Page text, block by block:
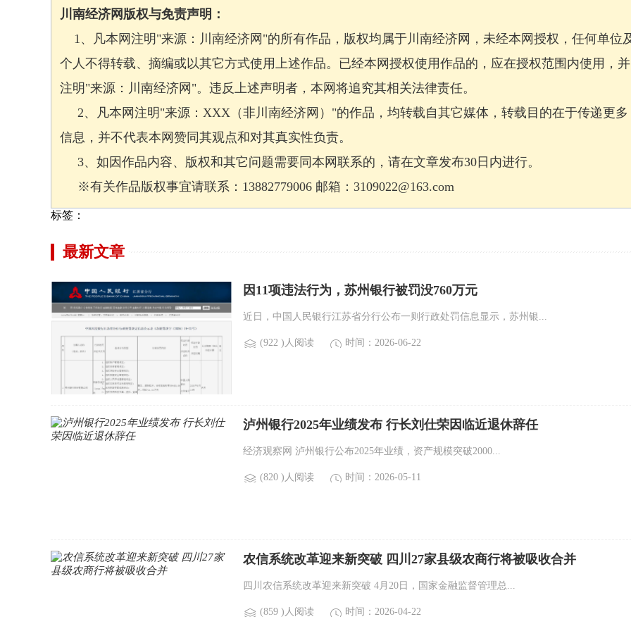
川南经济网版权与免责声明：
1、凡本网注明"来源：川南经济网"的所有作品，版权均属于川南经济网，未经本网授权，任何单位
个人不得转载、摘编或以其它方式使用上述作品。已经本网授权使用作品的，应在授权范围内使用，并
注明"来源：川南经济网"。违反上述声明者，本网将追究其相关法律责任。
2、凡本网注明"来源：XXX（非川南经济网）"的作品，均转载自其它媒体，转载目的在于传递更多
信息，并不代表本网赞同其观点和对其真实性负责。
3、如因作品内容、版权和其它问题需要同本网联系的，请在文章发布30日内进行。
※有关作品版权事宜请联系：13882779006 邮箱：3109022@163.com
标签：
最新文章
因11项违法行为，苏州银行被罚没760万元
近日，中国人民银行江苏省分行公布一则行政处罚信息显示，苏州银...
(922 )人阅读 时间：2026-06-22
泸州银行2025年业绩发布 行长刘仕荣因临近退休辞任
经济观察网 泸州银行公布2025年业绩，资产规模突破2000...
(820 )人阅读 时间：2026-05-11
农信系统改革迎来新突破 四川27家县级农商行将被吸收合并
四川农信系统改革迎来新突破 4月20日，国家金融监督管理总...
(859 )人阅读 时间：2026-04-22